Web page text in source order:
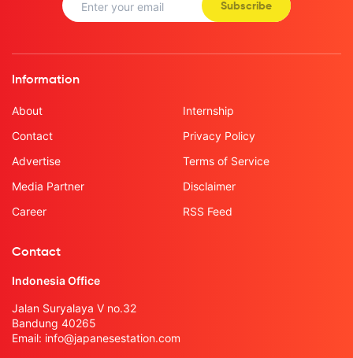
Subscribe
Information
About
Contact
Advertise
Media Partner
Career
Internship
Privacy Policy
Terms of Service
Disclaimer
RSS Feed
Contact
Indonesia Office
Jalan Suryalaya V no.32
Bandung 40265
Email: info@japanesestation.com